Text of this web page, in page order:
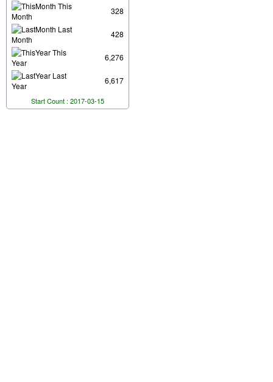
This
Month
328
Last
Month
428
This
Year
6,276
Last
Year
6,617
Start Count : 2017-03-15